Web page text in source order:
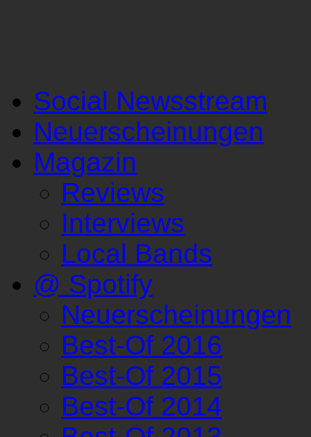
Social Newsstream
Neuerscheinungen
Magazin
Reviews
Interviews
Local Bands
@ Spotify
Neuerscheinungen
Best-Of 2016
Best-Of 2015
Best-Of 2014